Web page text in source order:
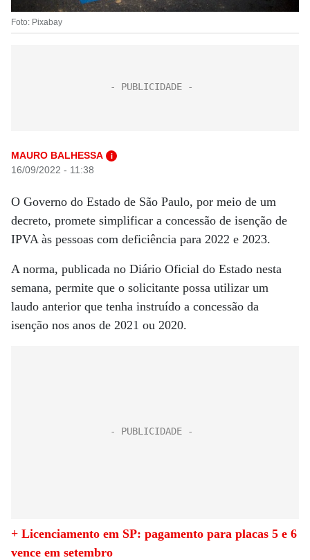
Foto: Pixabay
MAURO BALHESSA i
16/09/2022 - 11:38
O Governo do Estado de São Paulo, por meio de um
decreto, promete simplificar a concessão de isenção de
IPVA às pessoas com deficiência para 2022 e 2023.
A norma, publicada no Diário Oficial do Estado nesta
semana, permite que o solicitante possa utilizar um
laudo anterior que tenha instruído a concessão da
isenção nos anos de 2021 ou 2020.
+ Licenciamento em SP: pagamento para placas 5 e 6
vence em setembro